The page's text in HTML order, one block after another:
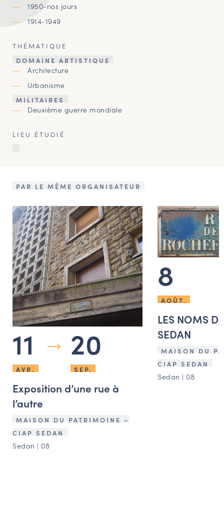
1950-nos jours
1914-1949
THÉMATIQUE
DOMAINE ARTISTIQUE
Architecture
Urbanisme
MILITAIRES
Deuxième guerre mondiale
LIEU ÉTUDIÉ
PAR LE MÊME ORGANISATEUR
11
AVR.
20
SEP.
Exposition d’une rue à
l’autre
MAISON DU PATRIMOINE –
CIAP SEDAN
Sedan | 08
8
AOÛT.
LES NOMS
SEDAN
MAISON DU
CIAP SEDAN
Sedan | 08